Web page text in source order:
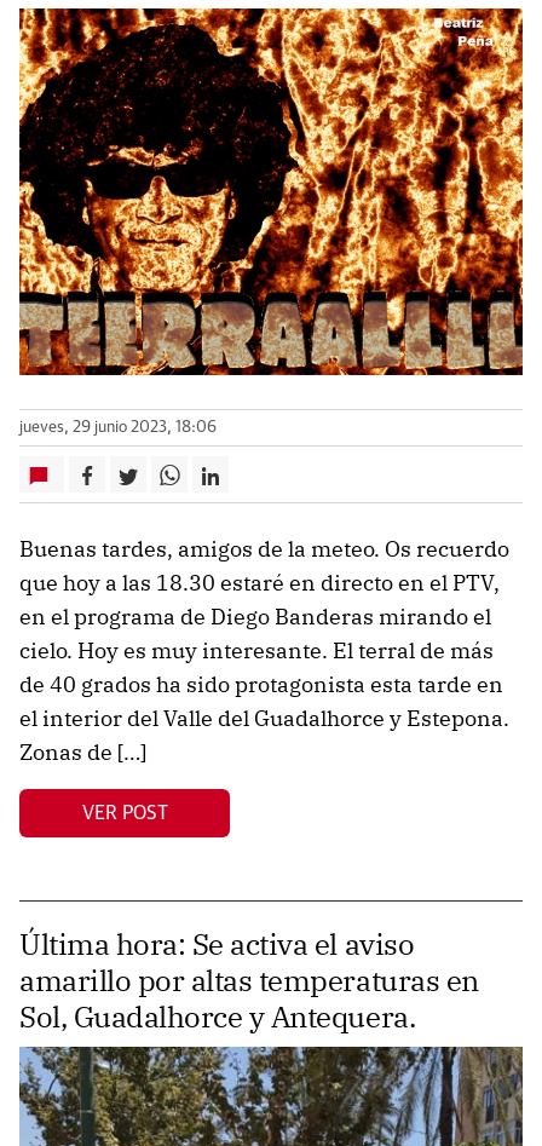
jueves, 29 junio 2023, 18:06
Buenas tardes, amigos de la meteo. Os recuerdo
que hoy a las 18.30 estaré en directo en el PTV,
en el programa de Diego Banderas mirando el
cielo. Hoy es muy interesante. El terral de más
de 40 grados ha sido protagonista esta tarde en
el interior del Valle del Guadalhorce y Estepona.
Zonas de […]
VER POST
Última hora: Se activa el aviso
amarillo por altas temperaturas en
Sol, Guadalhorce y Antequera.